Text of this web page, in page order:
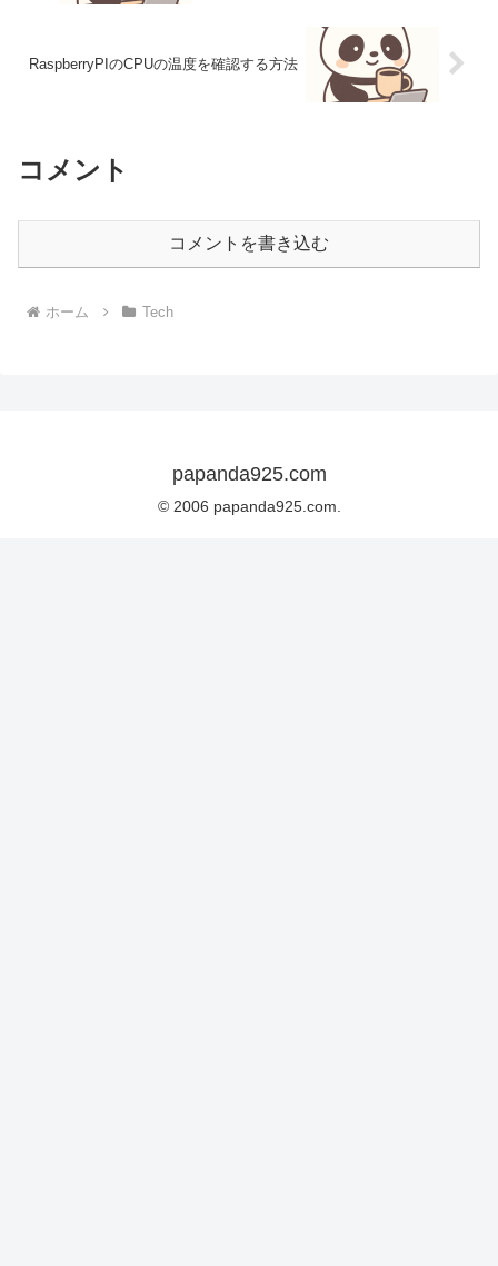
RaspberryPIのCPUの温度を確認する方法
コメント
コメントを書き込む
ホーム Tech
papanda925.com
© 2006 papanda925.com.